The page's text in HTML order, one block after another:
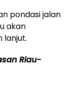
pondasi jalan
akan
lanjut.
Riau-